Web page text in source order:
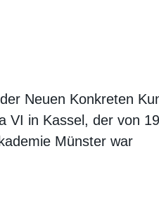
Neuen Konkreten
VI in Kassel, der von
Münster war